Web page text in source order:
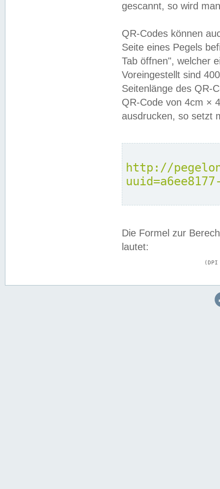
gescannt, so wird
QR-Codes können
Seite eines Pegels
Tab öffnen", welcher
Voreingestellt sind
Seitenlänge des QR-
QR-Code von 4cm ×
ausdrucken, so setzt
http://
Die Formel zur
lautet: